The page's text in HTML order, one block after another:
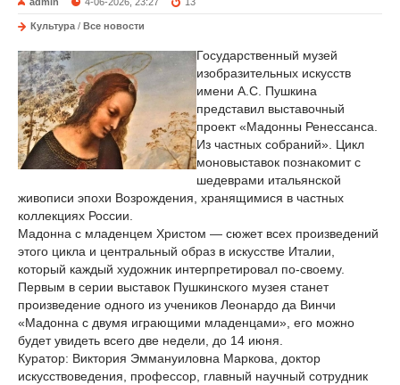
Культура / Все новости
Государственный музей
изобразительных искусств
имени А.С. Пушкина
представил выставочный
проект «Мадонны Ренессанса.
Из частных собраний». Цикл
моновыставок познакомит с
шедеврами итальянской
живописи эпохи Возрождения, хранящимися в частных
коллекциях России.
Мадонна с младенцем Христом — сюжет всех произведений
этого цикла и центральный образ в искусстве Италии,
который каждый художник интерпретировал по-своему.
Первым в серии выставок Пушкинского музея станет
произведение одного из учеников Леонардо да Винчи
«Мадонна с двумя играющими младенцами», его можно
будет увидеть всего две недели, до 14 июня.
Куратор: Виктория Эммануиловна Маркова, доктор
искусствоведения, профессор, главный научный сотрудник